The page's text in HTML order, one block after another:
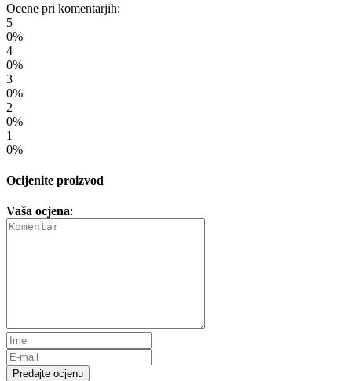
Ocene pri komentarjih:
5
0%
4
0%
3
0%
2
0%
1
0%
Ocijenite proizvod
Vaša ocjena:
Predajte ocjenu